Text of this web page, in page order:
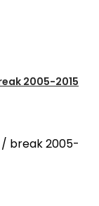
2005-2015
/ break 2005-